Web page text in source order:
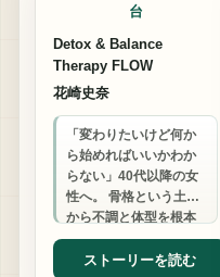
台
Detox & Balance
Therapy FLOW
花崎史奈
「変わりたいけど何か
ら始めればいいかわか
らない」40代以降の女
性へ。 骨格という土台
から不調と体型を根本
改善し、 年齢に負けな
い健康美を一緒に取り
ストーリーを読む